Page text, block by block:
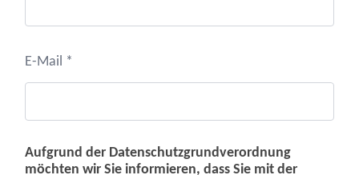
E-Mail *
Aufgrund der Datenschutzgrundverordnung
möchten wir Sie informieren, dass Sie mit der